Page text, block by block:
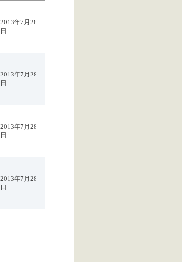
2013年7月28
日
2013年7月28
日
2013年7月28
日
2013年7月28
日